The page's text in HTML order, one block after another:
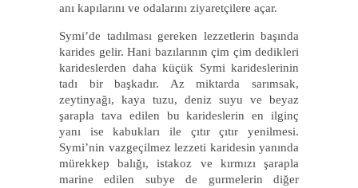
anı kapılarını ve odalarını ziyaretçilere açar.
Symi’de tadılması gereken lezzetlerin başında
karides gelir. Hani bazılarının çim çim dedikleri
karideslerden daha küçük Symi karideslerinin
tadı bir başkadır. Az miktarda sarımsak,
zeytinyağı, kaya tuzu, deniz suyu ve beyaz
şarapla tava edilen bu karideslerin en ilginç
yanı ise kabukları ile çıtır çıtır yenilmesi.
Symi’nin vazgeçilmez lezzeti karidesin yanında
mürekkep balığı, istakoz ve kırmızı şarapla
marine edilen subye de gurmelerin diğer